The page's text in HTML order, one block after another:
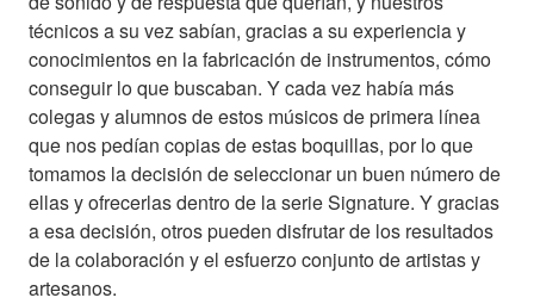
técnicos a su vez sabían, gracias a su experiencia y
conocimientos en la fabricación de instrumentos, cómo
conseguir lo que buscaban. Y cada vez había más
colegas y alumnos de estos músicos de primera línea
que nos pedían copias de estas boquillas, por lo que
tomamos la decisión de seleccionar un buen número de
ellas y ofrecerlas dentro de la serie Signature. Y gracias
a esa decisión, otros pueden disfrutar de los resultados
de la colaboración y el esfuerzo conjunto de artistas y
artesanos.